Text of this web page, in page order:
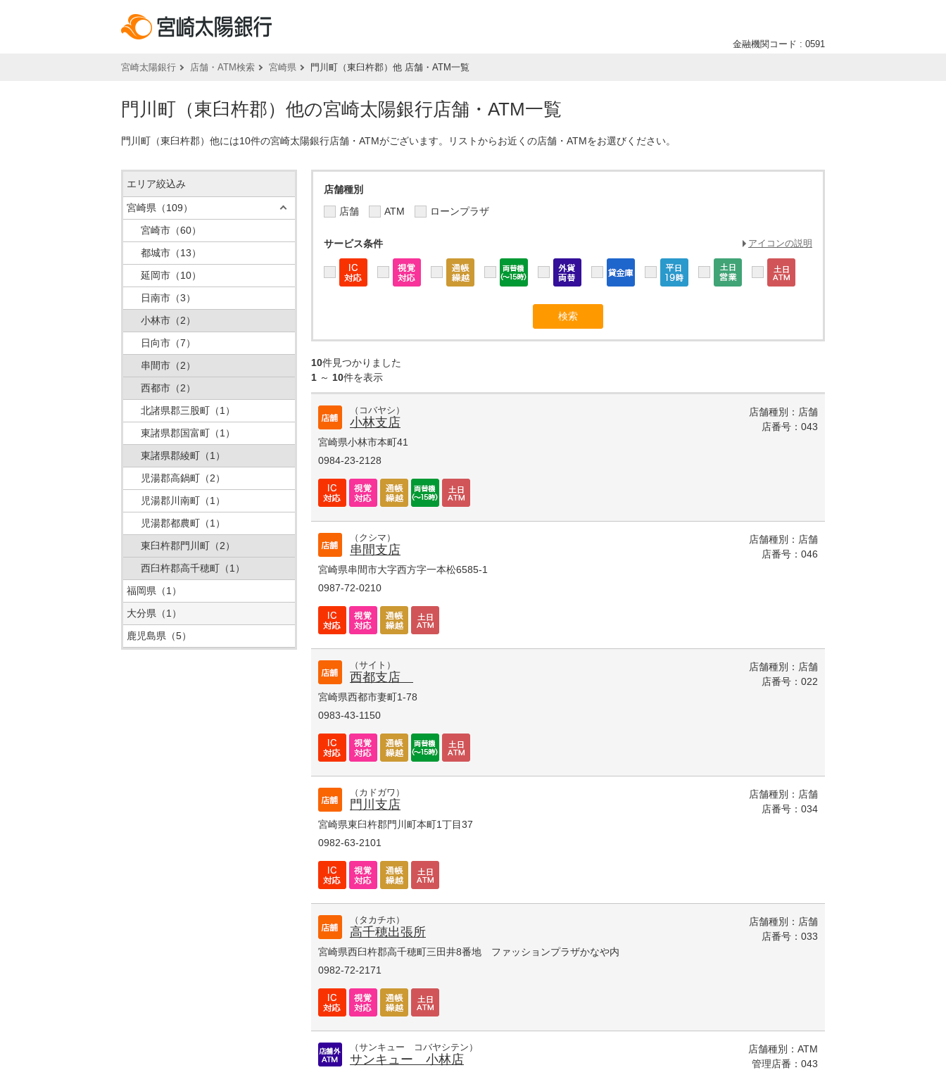
金融機関コード : 0591
宮崎太陽銀行 店舗・ATM検索 宮崎県 門川町（東臼杵郡）他 店舗・ATM一覧
門川町（東臼杵郡）他の宮崎太陽銀行店舗・ATM一覧
門川町（東臼杵郡）他には10件の宮崎太陽銀行店舗・ATMがございます。リストからお近くの店舗・ATMをお選びください。
店舗種別
店舗
ATM ローンプラザ
サービス条件 アイコンの説明
10件見つかりました
1 ～ 10件を表示
（コバヤシ）
小林支店
宮崎県小林市本町41
0984-23-2128
店舗種別：店舗
店番号：043
（クシマ）
串間支店
宮崎県串間市大字西方字一本松6585-1
0987-72-0210
店舗種別：店舗
店番号：046
（サイト）
西都支店
宮崎県西都市妻町1-78
0983-43-1150
店舗種別：店舗
店番号：022
（カドガワ）
門川支店
宮崎県東臼杵郡門川町本町1丁目37
0982-63-2101
店舗種別：店舗
店番号：034
（タカチホ）
高千穂出張所
宮崎県西臼杵郡高千穂町三田井8番地 ファッションプラザかなや内
0982-72-2171
店舗種別：店舗
店番号：033
（サンキュー コバヤシテン）
サンキュー 小林店
店舗種別：ATM
管理店番：043
エリア絞込み
宮崎県 （109）
宮崎市 （60）
都城市 （13）
延岡市 （10）
日南市 （3）
小林市 （2）
日向市 （7）
串間市 （2）
西都市 （2）
北諸県郡三股町 （1）
東諸県郡国富町 （1）
東諸県郡綾町 （1）
児湯郡高鍋町 （2）
児湯郡川南町 （1）
児湯郡都農町 （1）
東臼杵郡門川町 （2）
西臼杵郡高千穂町 （1）
福岡県 （1）
大分県 （1）
鹿児島県 （5）